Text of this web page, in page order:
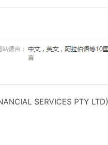
SERVICES PTY LTD)